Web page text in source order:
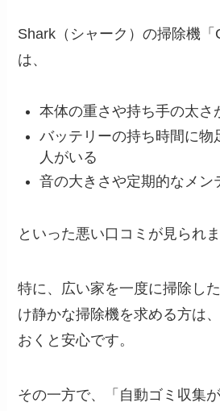
Shark（シャーク）の掃除機「
は、
本体の重さや持ち手の太さ
バッテリーの持ち時間に物
人がいる
音の大きさや定期的なメン
といった悪い口コミが見られま
特に、広い家を一度に掃除し
け静かな掃除機を求める方は
おくと安心です。
その一方で、「自動ゴミ収集